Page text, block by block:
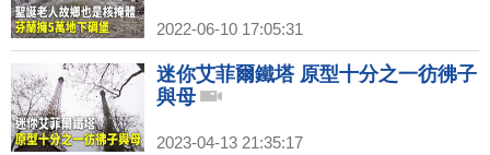
2022-06-10 17:05:31
迷你艾菲爾鐵塔 原型十分之一彷彿子
與母
2023-04-13 21:35:17